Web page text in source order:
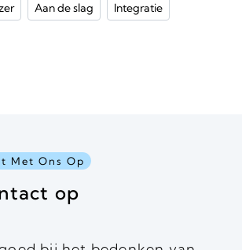
Aan de slag Integratie
Met Ons Op
op